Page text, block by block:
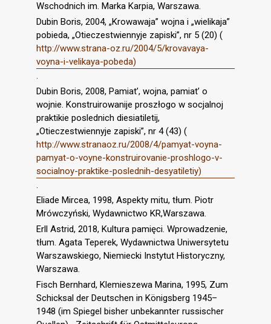
Wschodnich im. Marka Karpia, Warszawa.
Dubin Boris, 2004, „Krowawaja” wojna i „wielikaja”
pobieda, „Otieczestwiennyje zapiski”, nr 5 (20) (
http://www.strana-oz.ru/2004/5/krovavaya-
voyna-i-velikaya-pobeda)
.
Dubin Boris, 2008, Pamiat’, wojna, pamiat’ o
wojnie. Konstruirowanije proszłogo w socjalnoj
praktikie poslednich diesiatiletij,
„Otieczestwiennyje zapiski”, nr 4 (43) (
http://www.stranaoz.ru/2008/4/pamyat-voyna-
pamyat-o-voyne-konstruirovanie-proshlogo-v-
socialnoy-praktike-poslednih-desyatiletiy)
Eliade Mircea, 1998, Aspekty mitu, tłum. Piotr
Mrówczyński, Wydawnictwo KR,Warszawa.
Erll Astrid, 2018, Kultura pamięci. Wprowadzenie,
tłum. Agata Teperek, Wydawnictwa Uniwersytetu
Warszawskiego, Niemiecki Instytut Historyczny,
Warszawa.
Fisch Bernhard, Klemieszewa Marina, 1995, Zum
Schicksal der Deutschen in Königsberg 1945–
1948 (im Spiegel bisher unbekannter russischer